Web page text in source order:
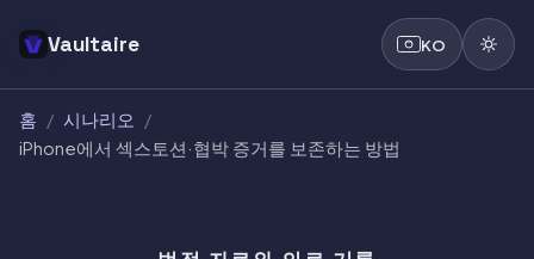
Vaultaire KO
홈 / 시나리오
/
iPhone에서 섹스토션·협박 증거를 보존하는 방법